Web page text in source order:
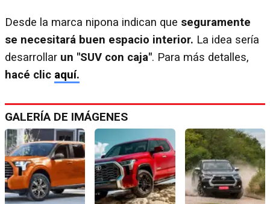
Desde la marca nipona indican que seguramente
se necesitará buen espacio interior. La idea sería
desarrollar un "SUV con caja". Para más detalles,
hacé clic aquí.
GALERÍA DE IMÁGENES